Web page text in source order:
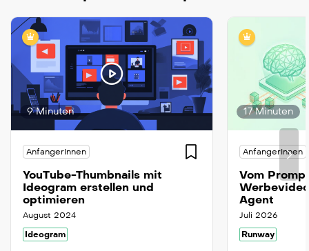
9 Minuten
AnfangerInnen
YouTube-Thumbnails mit
Ideogram erstellen und
optimieren
August 2024
Ideogram
17 Minuten
AnfangerInnen
Vom
Agent
Juli 2026
Runway